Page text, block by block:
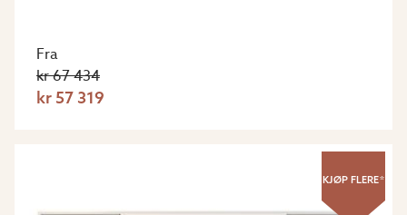
Fra
kr 67 434
kr 57 319
KJØP FLERE*